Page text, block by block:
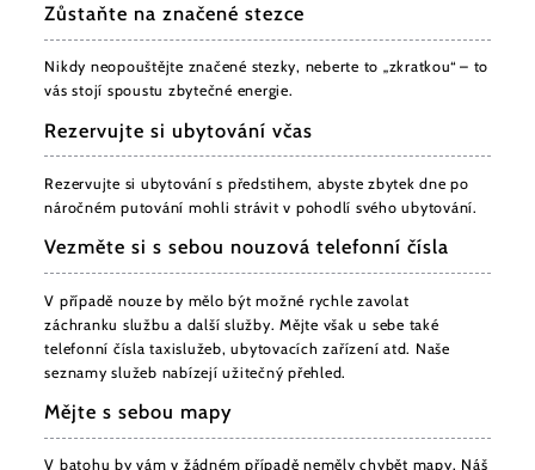
Zůstaňte na značené stezce
Nikdy neopouštějte značené stezky, neberte to „zkratkou“ – to
vás stojí spoustu zbytečné energie.
Rezervujte si ubytování včas
Rezervujte si ubytování s předstihem, abyste zbytek dne po
náročném putování mohli strávit v pohodlí svého ubytování.
Vezměte si s sebou nouzová telefonní čísla
V případě nouze by mělo být možné rychle zavolat
záchranku službu a další služby. Mějte však u sebe také
telefonní čísla taxislužeb, ubytovacích zařízení atd. Naše
seznamy služeb nabízejí užitečný přehled.
Mějte s sebou mapy
V batohu by vám v žádném případě neměly chybět mapy. Náš